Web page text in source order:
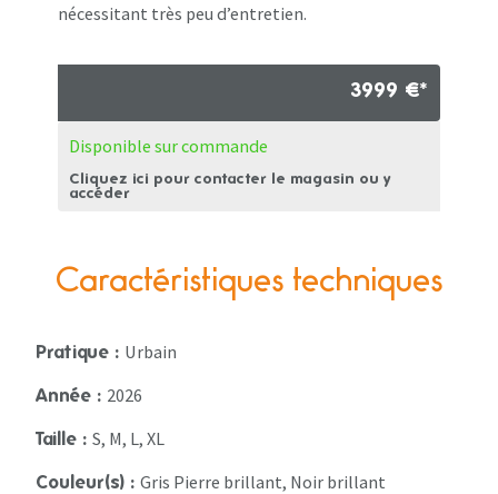
nécessitant très peu d’entretien.
3999 €*
Disponible sur commande
Cliquez ici pour contacter le magasin ou y
accéder
Caractéristiques techniques
Pratique : Urbain
Année : 2026
Taille : S, M, L, XL
Couleur(s) : Gris Pierre brillant, Noir brillant